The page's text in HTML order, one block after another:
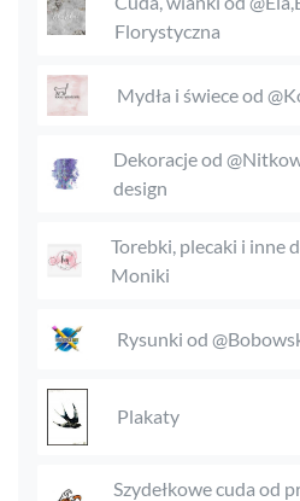
Florystyczna
Mydła i świece od
Dekoracje od
design
Torebki, plecaki i inne
Moniki
Rysunki od
Plakaty
Szydełkowe cuda od